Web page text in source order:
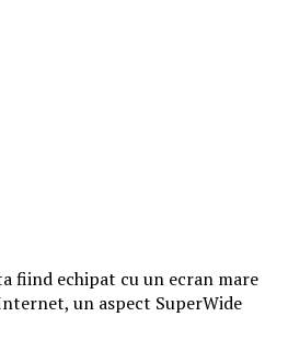
fiind echipat cu un ecran mare
un aspect SuperWide